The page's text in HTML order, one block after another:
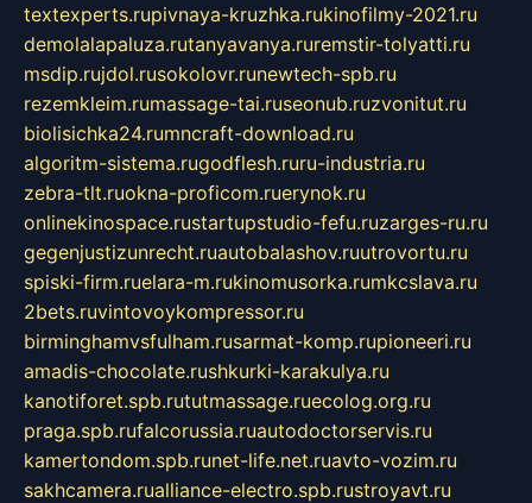
textexperts.rupivnaya-kruzhka.rukinofilmy-2021.ru
demolalapaluza.rutanyavanya.ruremstir-tolyatti.ru
msdip.rujdol.rusokolovr.runewtech-spb.ru
rezemkleim.rumassage-tai.ruseonub.ruzvonitut.ru
biolisichka24.rumncraft-download.ru
algoritm-sistema.rugodflesh.ruru-industria.ru
zebra-tlt.ruokna-proficom.ruerynok.ru
onlinekinospace.rustartupstudio-fefu.ruzarges-ru.ru
gegenjustizunrecht.ruautobalashov.ruutrovortu.ru
spiski-firm.ruelara-m.rukinomusorka.rumkcslava.ru
2bets.ruvintovoykompressor.ru
birminghamvsfulham.rusarmat-komp.rupioneeri.ru
amadis-chocolate.rushkurki-karakulya.ru
kanotiforet.spb.rututmassage.ruecolog.org.ru
praga.spb.rufalcorussia.ruautodoctorservis.ru
kamertondom.spb.runet-life.net.ruavto-vozim.ru
sakhcamera.rualliance-electro.spb.rustroyavt.ru